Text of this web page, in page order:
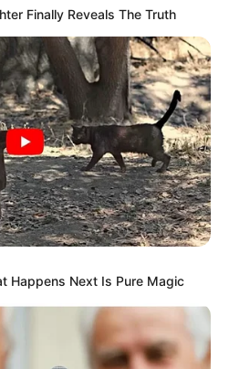
Finally Reveals The Truth
Happens Next Is Pure Magic